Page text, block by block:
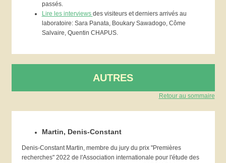
passés.
Lire les interviews des visiteurs et derniers arrivés au
laboratoire: Sara Panata, Boukary Sawadogo, Côme
Salvaire, Quentin CHAPUS.
AUTRES
Retour au sommaire
Martin, Denis-Constant
Denis-Constant Martin, membre du jury du prix "Premières
recherches" 2022 de l'Association internationale pour l'étude des